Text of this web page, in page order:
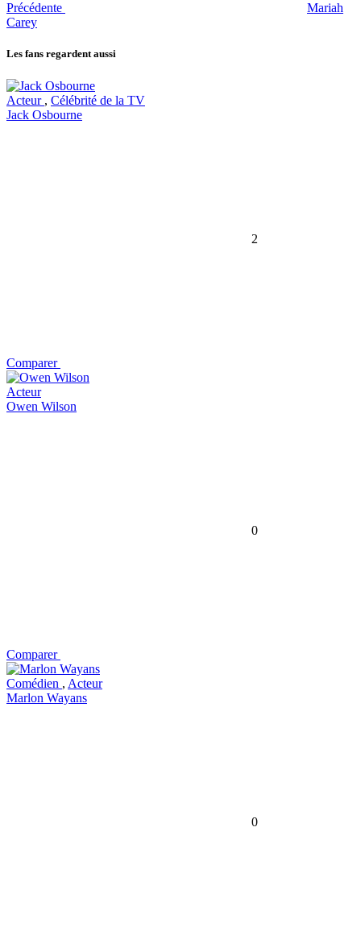
Précédente
Mariah
Carey
Les fans regardent aussi
Acteur , Célébrité de la TV
Jack Osbourne
2
Comparer
Acteur
Owen Wilson
0
Comparer
Comédien , Acteur
Marlon Wayans
0